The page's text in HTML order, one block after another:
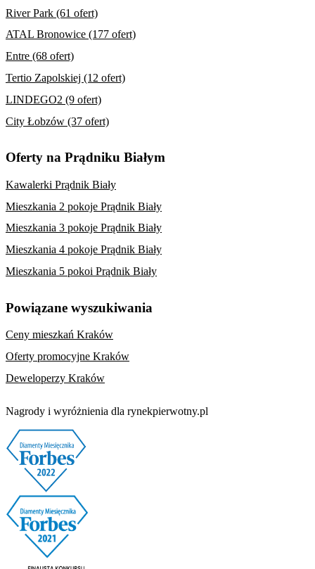
River Park (61 ofert)
ATAL Bronowice (177 ofert)
Entre (68 ofert)
Tertio Zapolskiej (12 ofert)
LINDEGO2 (9 ofert)
City Łobzów (37 ofert)
Oferty na Prądniku Białym
Kawalerki Prądnik Biały
Mieszkania 2 pokoje Prądnik Biały
Mieszkania 3 pokoje Prądnik Biały
Mieszkania 4 pokoje Prądnik Biały
Mieszkania 5 pokoi Prądnik Biały
Powiązane wyszukiwania
Ceny mieszkań Kraków
Oferty promocyjne Kraków
Deweloperzy Kraków
Nagrody i wyróżnienia dla rynekpierwotny.pl